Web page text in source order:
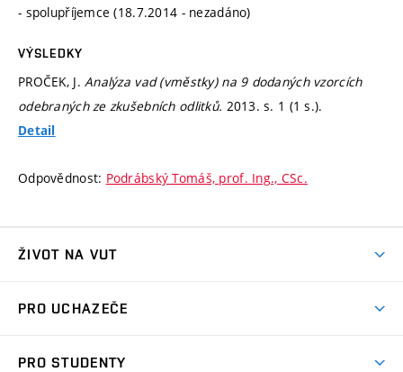
- spolupříjemce (18.7.2014 - nezadáno)
VÝSLEDKY
PROČEK, J.Analýza vad (vměstky) na 9 dodaných vzorcích
odebraných ze zkušebních odlitků. 2013.s. 1 (1 s.).
Detail
Odpovědnost: Podrábský Tomáš, prof. Ing., CSc.
ŽIVOT NA VUT
Koleje
PRO UCHAZEČE
PRO STUDENTY